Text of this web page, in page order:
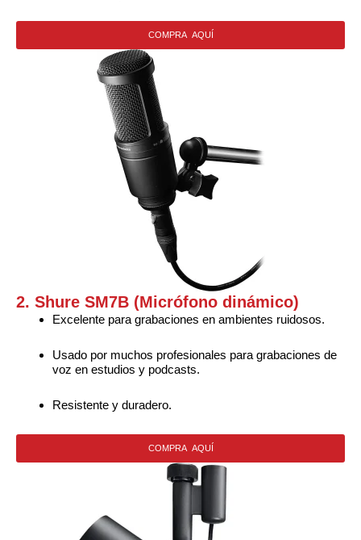
COMPRA AQUÍ
2. Shure SM7B (Micrófono dinámico)
Excelente para grabaciones en ambientes ruidosos.
Usado por muchos profesionales para grabaciones de
voz en estudios y podcasts.
Resistente y duradero.
COMPRA AQUÍ